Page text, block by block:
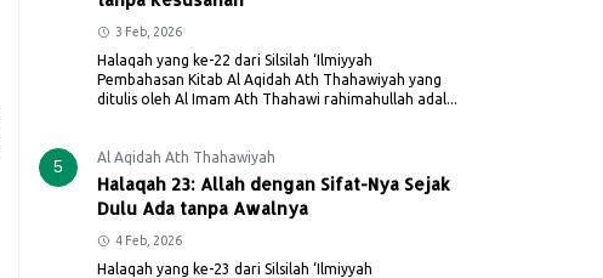
3 Feb, 2026
Halaqah yang ke-22 dari Silsilah ‘Ilmiyyah
Pembahasan Kitab Al Aqidah Ath Thahawiyah yang
ditulis oleh Al Imam Ath Thahawi rahimahullah adal...
5 Al Aqidah Ath Thahawiyah
Halaqah 23: Allah dengan Sifat-Nya Sejak
Dulu Ada tanpa Awalnya
4 Feb, 2026
Halaqah yang ke-23 dari Silsilah ‘Ilmiyyah